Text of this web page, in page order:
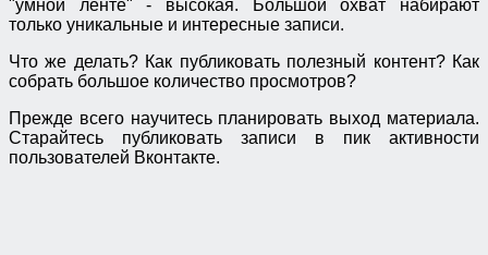
"умной ленте" - высокая. Большой охват набирают
только уникальные и интересные записи.
Что же делать? Как публиковать полезный контент? Как
собрать большое количество просмотров?
Прежде всего научитесь планировать выход материала.
Старайтесь публиковать записи в пик активности
пользователей Вконтакте.